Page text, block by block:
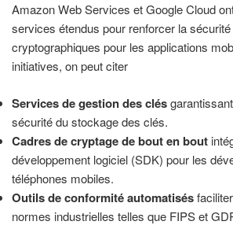
Amazon Web Services et Google Cloud
services étendus pour renforcer la
cryptographiques pour les applications
initiatives, on peut citer
Services de gestion des clés
sécurité du stockage des clés.
Cadres de cryptage de bout en bout
développement logiciel (SDK) pour les
téléphones mobiles.
Outils de conformité automatisés
normes industrielles telles que FIPS et